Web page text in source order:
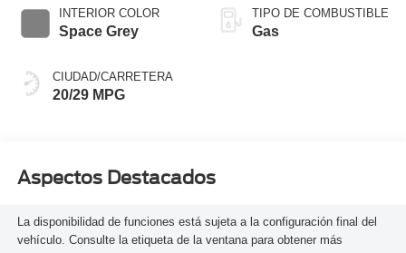
INTERIOR COLOR
Space Grey
CIUDAD/CARRETERA
20/29 MPG
TIPO DE COMBUSTIBLE
Gas
Aspectos Destacados
La disponibilidad de funciones está sujeta a la configuración final del
vehículo. Consulte la etiqueta de la ventana para obtener más